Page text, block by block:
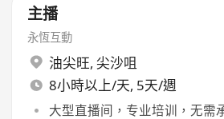
主播
永恆互動
油尖旺, 尖沙咀
8小時以上/天, 5天/週
大型直播间，专业培训，无需